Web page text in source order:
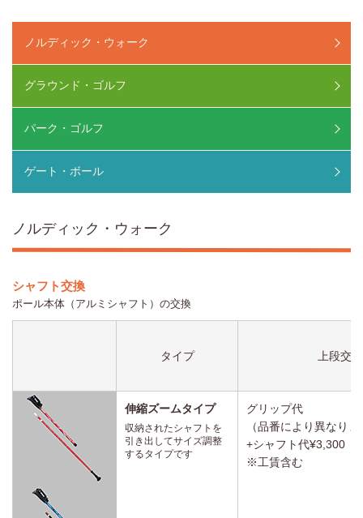
ノルディック・ウォーク
グラウンド・ゴルフ
パーク・ゴルフ
ゲート・ボール
ノルディック・ウォーク
シャフト交換
ポール本体（アルミシャフト）の交換
タイプ 上段交換
伸縮ズームタイプ
収納されたシャフトを
引き出してサイズ調整
するタイプです
グリップ代
（品番により異なり
+シャフト代¥3,300（
※工賃含む